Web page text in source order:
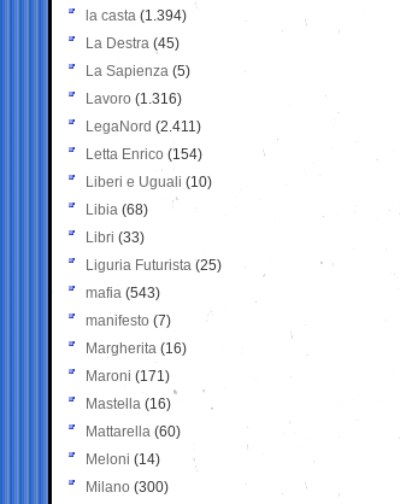
la casta (1.394)
La Destra (45)
La Sapienza (5)
Lavoro (1.316)
LegaNord (2.411)
Letta Enrico (154)
Liberi e Uguali (10)
Libia (68)
Libri (33)
Liguria Futurista (25)
mafia (543)
manifesto (7)
Margherita (16)
Maroni (171)
Mastella (16)
Mattarella (60)
Meloni (14)
Milano (300)